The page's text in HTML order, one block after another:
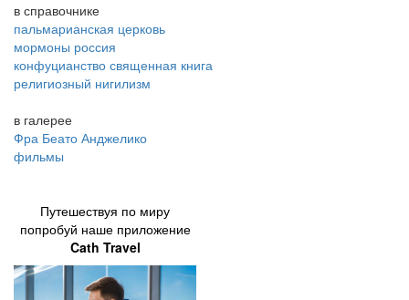
в справочнике
пальмарианская церковь
мормоны россия
конфуцианство священная книга
религиозный нигилизм
в галерее
Фра Беато Анджелико
фильмы
Путешествуя по миру
попробуй наше приложение
Cath Travel